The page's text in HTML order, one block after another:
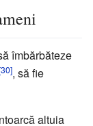
îmbărbăteze
, să fie
altuia